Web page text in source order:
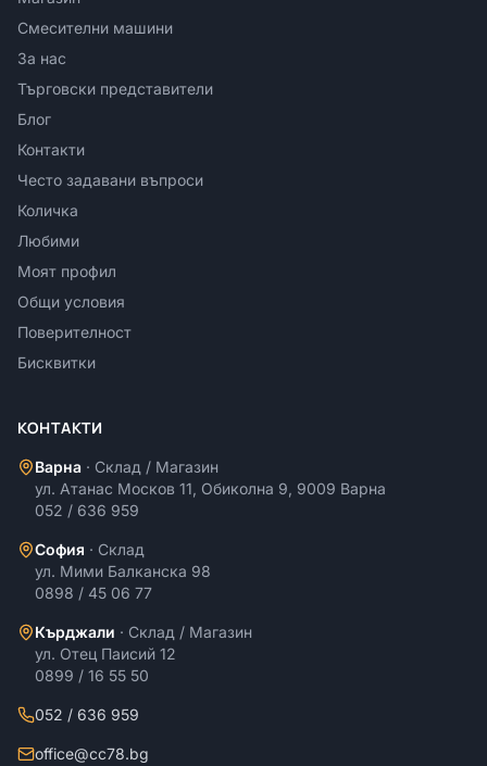
Смесителни машини
За нас
Търговски представители
Блог
Контакти
Често задавани въпроси
Количка
Любими
Моят профил
Общи условия
Поверителност
Бисквитки
КОНТАКТИ
Варна · Склад / Магазин
ул. Атанас Москов 11, Обиколна 9, 9009 Варна
052 / 636 959
София · Склад
ул. Мими Балканска 98
0898 / 45 06 77
Кърджали · Склад / Магазин
ул. Отец Паисий 12
0899 / 16 55 50
052 / 636 959
office@cc78.bg